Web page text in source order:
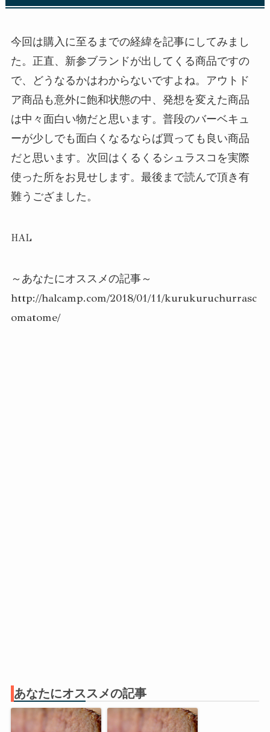
今回は購入に至るまでの経緯を記事にしてみまし
た。正直、新参ブランドが出してくる商品ですの
で、どうなるかはわからないですよね。アウトド
ア商品も意外に飽和状態の中、発想を変えた商品
は中々面白い物だと思います。普段のバーベキュ
ーが少しでも面白くなるならば買っても良い商品
だと思います。次回はくるくるシュラスコを実際
使った所をお見せします。最後まで読んで頂き有
難うござました。
HAL
～あなたにオススメの記事～
http://halcamp.com/2018/01/11/kurukuruchurrasc
omatome/
あなたにオススメの記事